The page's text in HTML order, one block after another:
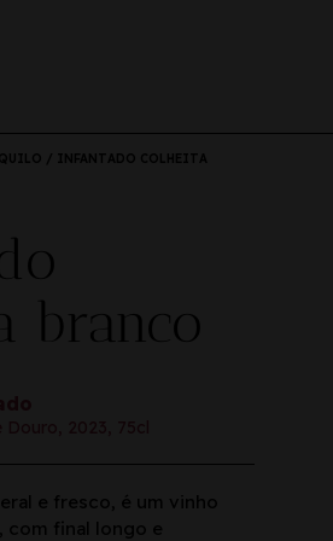
/ INFANTADO COLHEITA
branco
e fresco, é um vinho
com final longo e